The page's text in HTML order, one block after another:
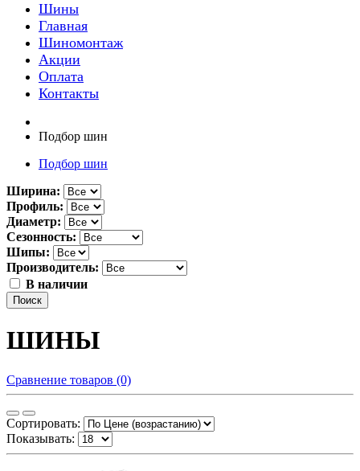
Шины
Главная
Шиномонтаж
Акции
Оплата
Контакты
Подбор шин
Подбор шин
Ширина:
Профиль:
Диаметр:
Сезонность:
Шипы:
Производитель:
В наличии
Поиск
ШИНЫ
Сравнение товаров (0)
Сортировать:
Показывать: